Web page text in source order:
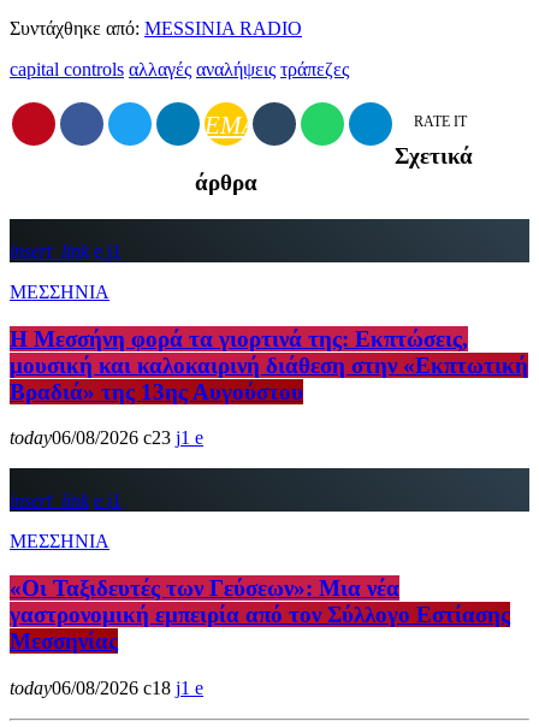
Συντάχθηκε από: MESSINIA RADIO
capital controls αλλαγές αναλήψεις τράπεζες
EMAIL RATE IT
Σχετικά
άρθρα
insert_link
1
ΜΕΣΣΗΝΙΑ
Η Μεσσήνη φορά τα γιορτινά της: Εκπτώσεις,
μουσική και καλοκαιρινή διάθεση στην «Εκπτωτική
Βραδιά» της 13ης Αυγούστου
today06/08/2026 23 1
insert_link
1
ΜΕΣΣΗΝΙΑ
«Οι Ταξιδευτές των Γεύσεων»: Μια νέα
γαστρονομική εμπειρία από τον Σύλλογο Εστίασης
Μεσσηνίας
today06/08/2026 18 1